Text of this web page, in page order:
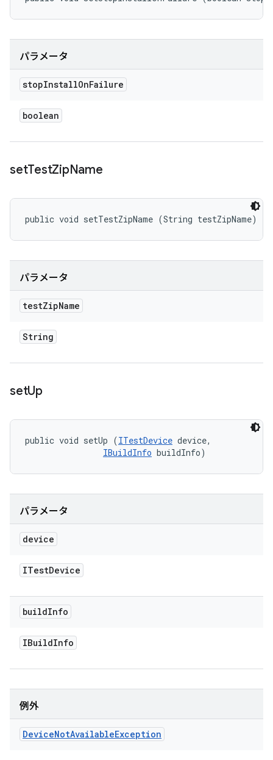
パラメータ
stopInstallOnFailure
boolean
setTestZipName
public void setTestZipName (String testZipName)
パラメータ
testZipName
String
setUp
public void setUp (ITestDevice device,
IBuildInfo buildInfo)
パラメータ
device
ITestDevice
buildInfo
IBuildInfo
例外
DeviceNotAvailableException